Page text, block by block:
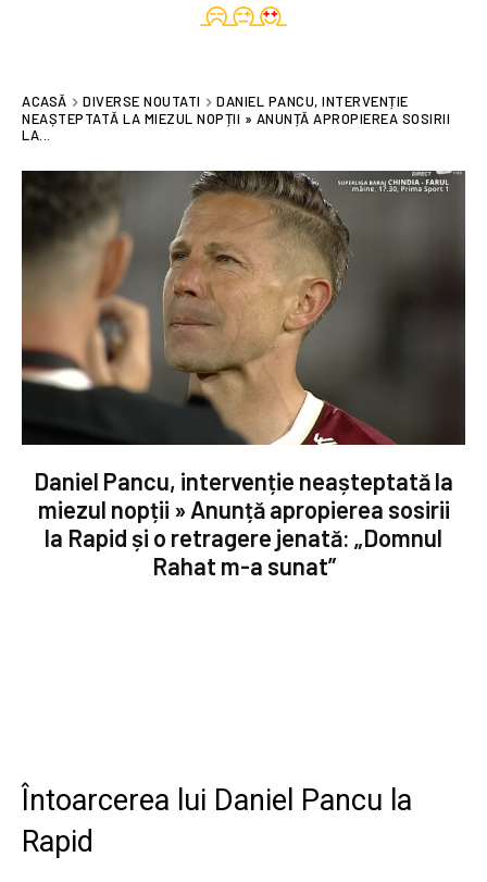
ACASĂ DIVERSE NOUTATI
DANIEL PANCU, INTERVENȚIE
NEAȘTEPTATĂ LA MIEZUL NOPȚII » ANUNȚĂ APROPIEREA SOSIRII
LA...
Daniel Pancu, intervenție neașteptată la
miezul nopții » Anunță apropierea sosirii
la Rapid și o retragere jenată: „Domnul
Rahat m-a sunat”
Întoarcerea lui Daniel Pancu la
Rapid